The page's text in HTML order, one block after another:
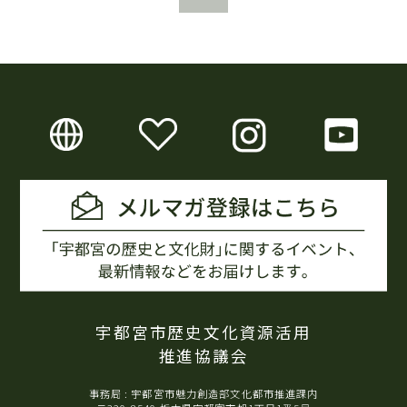
宇都宮市歴史文化資源活用
推進協議会
事務局 : 宇都宮市魅力創造部文化都市推進課内